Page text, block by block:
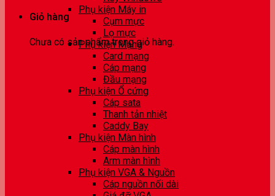
Giỏ hàng
Chưa có sản phẩm trong giỏ hàng.
Phụ kiện Máy in
Cụm mực
Lọ mực
Phụ kiện Mạng
Card mạng
Cáp mạng
Đầu mạng
Phụ kiện Ổ cứng
Cáp sata
Thanh tản nhiệt
Caddy Bay
Phụ kiện Màn hình
Cáp màn hình
Arm màn hình
Phụ kiện VGA & Nguồn
Cáp nguồn nối dài